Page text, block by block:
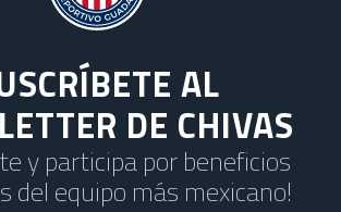
AL
DE CHIVAS
y participa por beneficios
del equipo más mexicano!